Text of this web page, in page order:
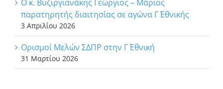
Ο κ. Βυζιργιανάκης Γεώργιος – Μάριος
παρατηρητής διαιτησίας σε αγώνα Γ΄ Εθνικής
3 Απριλίου 2026
Ορισμοί Μελών ΣΔΠΡ στην Γ΄ Εθνική
31 Μαρτίου 2026